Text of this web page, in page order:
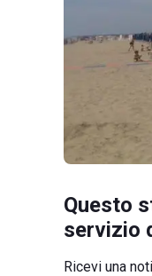
Questo
servizio
Ricevi una